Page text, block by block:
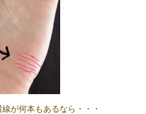
が何本もあるなら・・・